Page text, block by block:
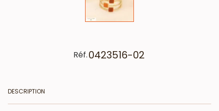
Réf.0423516-02
DESCRIPTION